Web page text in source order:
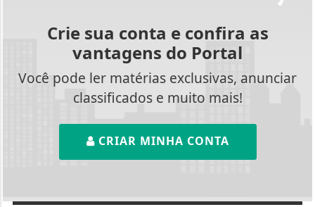
Crie sua conta e confira as
vantagens do Portal
Você pode ler matérias exclusivas, anunciar
classificados e muito mais!
CRIAR MINHA CONTA